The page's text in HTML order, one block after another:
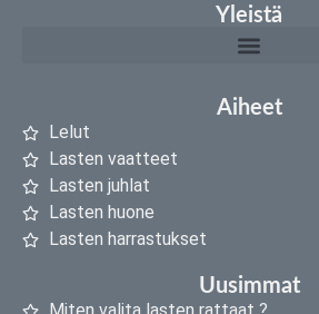
Yleistä
Aiheet
Lelut
Lasten vaatteet
Lasten juhlat
Lasten huone
Lasten harrastukset
Uusimmat